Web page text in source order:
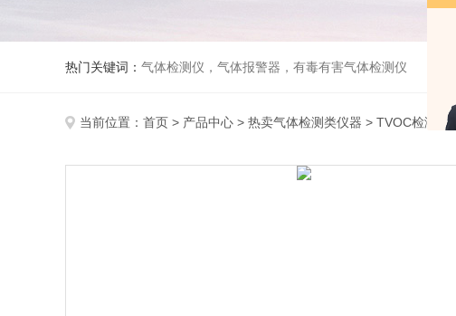
热门关键词： 气体检测仪，气体报警器，有毒有害气体检测仪
当前位置： 首页 > 产品中心 > 热卖气体检测类仪器 > TVOC检测仪